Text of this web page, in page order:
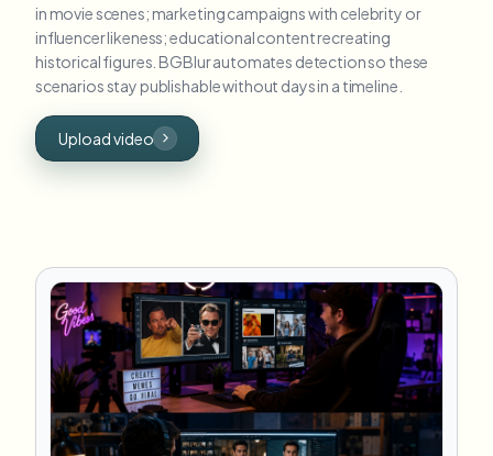
in movie scenes; marketing campaigns with celebrity or
influencer likeness; educational content recreating
historical figures. BGBlur automates detection so these
scenarios stay publishable without days in a timeline.
Upload video